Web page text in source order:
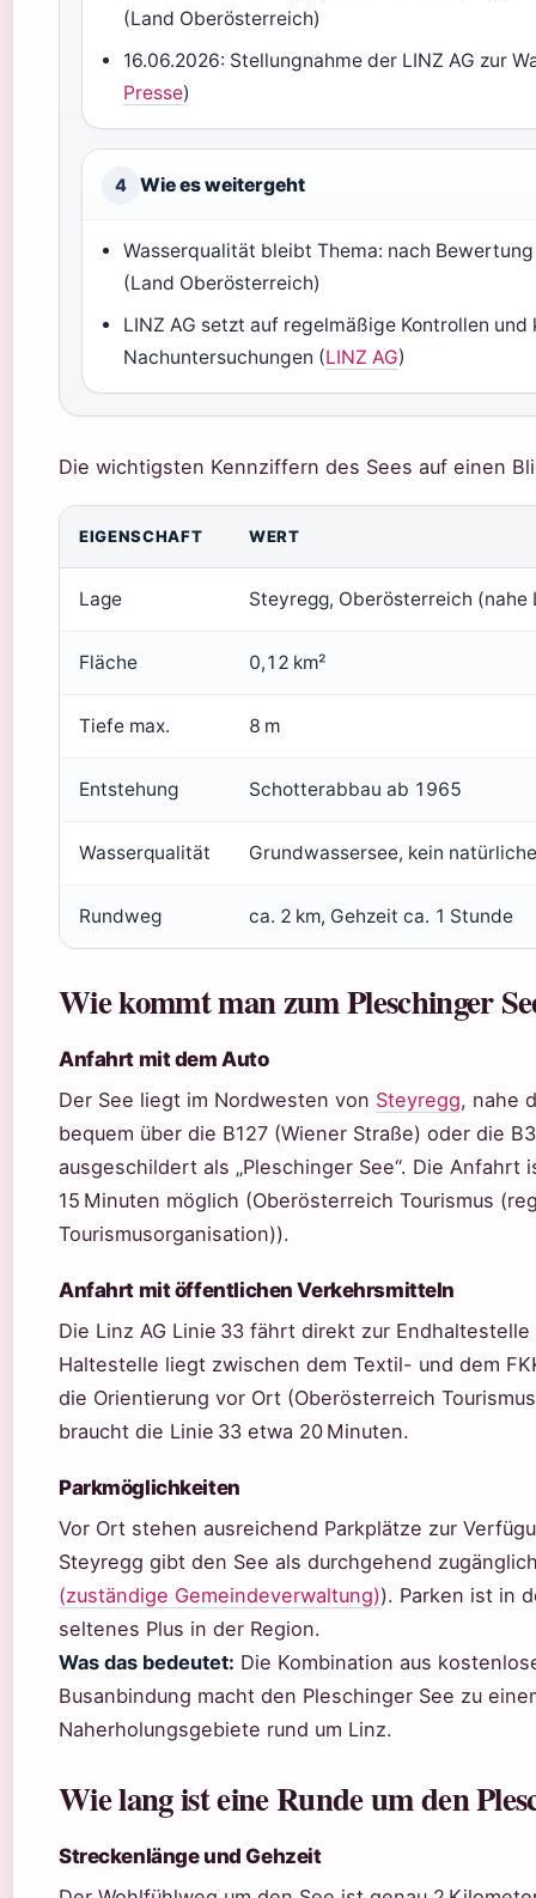
(Land Oberösterreich)
16.06.2026: Stellungnahme der LINZ AG zur
Presse)
4 Wie es weitergeht
Wasserqualität bleibt Thema: nach
(Land Oberösterreich)
LINZ AG setzt auf regelmäßige Kontrollen
Nachuntersuchungen (LINZ AG)
Die wichtigsten Kennziffern des Sees auf einen
EIGENSCHAFT WERT
Lage Steyregg, Oberösterreich (nahe
Fläche 0,12 km²
Tiefe max. 8 m
Entstehung Schotterabbau ab 1965
Wasserqualität Grundwassersee, kein
Rundweg ca. 2 km, Gehzeit ca. 1 Stunde
Wie kommt man zum Pleschinger
Anfahrt mit dem Auto
Der See liegt im Nordwesten von Steyregg, nahe
bequem über die B127 (Wiener Straße) oder die
ausgeschildert als „Pleschinger See“. Die Anfahrt
15 Minuten möglich (Oberösterreich Tourismus
Tourismusorganisation)).
Anfahrt mit öffentlichen Verkehrsmitteln
Die Linz AG Linie 33 fährt direkt zur Endhaltestelle
Haltestelle liegt zwischen dem Textil- und dem
die Orientierung vor Ort (Oberösterreich
braucht die Linie 33 etwa 20 Minuten.
Parkmöglichkeiten
Vor Ort stehen ausreichend Parkplätze zur
Steyregg gibt den See als durchgehend
(zuständige Gemeindeverwaltung)). Parken ist in
seltenes Plus in der Region.
Was das bedeutet: Die Kombination aus
Busanbindung macht den Pleschinger See zu
Naherholungsgebiete rund um Linz.
Wie lang ist eine Runde um den
Streckenlänge und Gehzeit